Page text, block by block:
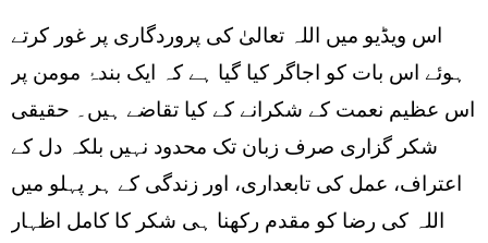
اس ویڈیو میں اللہ تعالیٰ کی پروردگاری پر غور کرتے
ہوئے اس بات کو اجاگر کیا گیا ہے کہ ایک بندۂ مومن پر
اس عظیم نعمت کے شکرانے کے کیا تقاضے ہیں۔ حقیقی
شکر گزاری صرف زبان تک محدود نہیں بلکہ دل کے
اعتراف، عمل کی تابعداری، اور زندگی کے ہر پہلو میں
اللہ کی رضا کو مقدم رکھنا ہی شکر کا کامل اظہار